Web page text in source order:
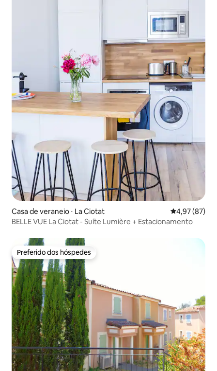
Casa de veraneio ⋅ La Ciotat 4,97 de uma
4,97 (87)
BELLE VUE La Ciotat - Suíte Lumière + Estacionamento
Preferido dos hóspedes
Preferido dos hóspedes